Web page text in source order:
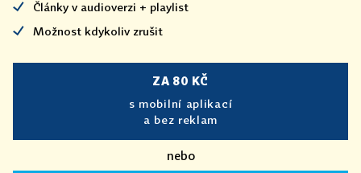
Články v audioverzi + playlist
Možnost kdykoliv zrušit
ZA 80 KČ
s mobilní aplikací
a bez reklam
nebo